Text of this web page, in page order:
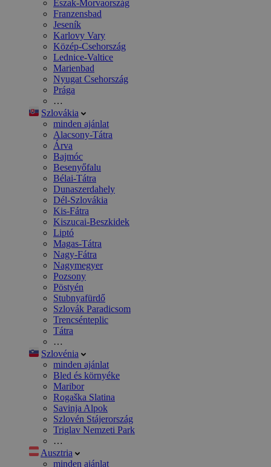
Észak-Morvaország
Franzensbad
Jeseník
Karlovy Vary
Közép-Csehország
Lednice-Valtice
Marienbad
Nyugat Csehország
Prága
…
Szlovákia
minden ajánlat
Alacsony-Tátra
Árva
Bajmóc
Besenyőfalu
Bélai-Tátra
Dunaszerdahely
Dél-Szlovákia
Kis-Fátra
Kiszucai-Beszkidek
Liptó
Magas-Tátra
Nagy-Fátra
Nagymegyer
Pozsony
Pöstyén
Stubnyafürdő
Szlovák Paradicsom
Trencsénteplic
Tátra
…
Szlovénia
minden ajánlat
Bled és környéke
Maribor
Rogaška Slatina
Savinja Alpok
Szlovén Stájerország
Triglav Nemzeti Park
…
Ausztria
minden ajánlat